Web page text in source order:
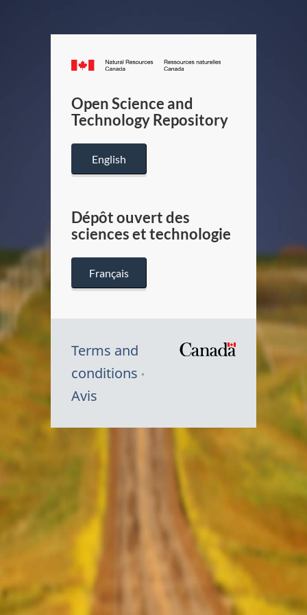
Canada.ca
/
Canada
Open Science and
Technology Repository
English
Dépôt ouvert des
sciences et technologie
Français
Terms and
conditions
Avis
Symbole
Canada